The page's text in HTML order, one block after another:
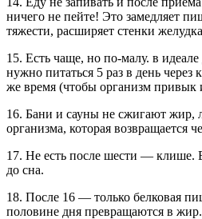
ничего не пейте! Это замедляет
тяжести, расширяет стенки
15. Есть чаще, но по-малу. в идеале
нужно питаться 5 раз в день через
же время (чтобы организм привык
16. Бани и сауны не сжигают жир,
организма, которая возвращается
17. Не есть после шести — клише.
до сна.
18. После 16 — только белковая
половине дня превращаются в жир.